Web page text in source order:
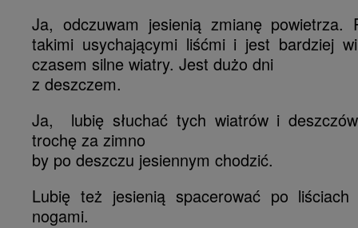
Ja, odczuwam jesienią zmianę powietrza.
takimi usychającymi liśćmi i jest bardziej
czasem silne wiatry. Jest dużo dni
z deszczem.
Ja, lubię słuchać tych wiatrów i
trochę za zimno
by po deszczu jesiennym chodzić.
Lubię też jesienią spacerować po
nogami.